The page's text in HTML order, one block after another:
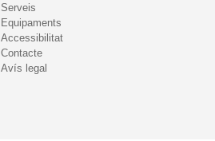
Serveis
Equipaments
Accessibilitat
Contacte
Avís legal